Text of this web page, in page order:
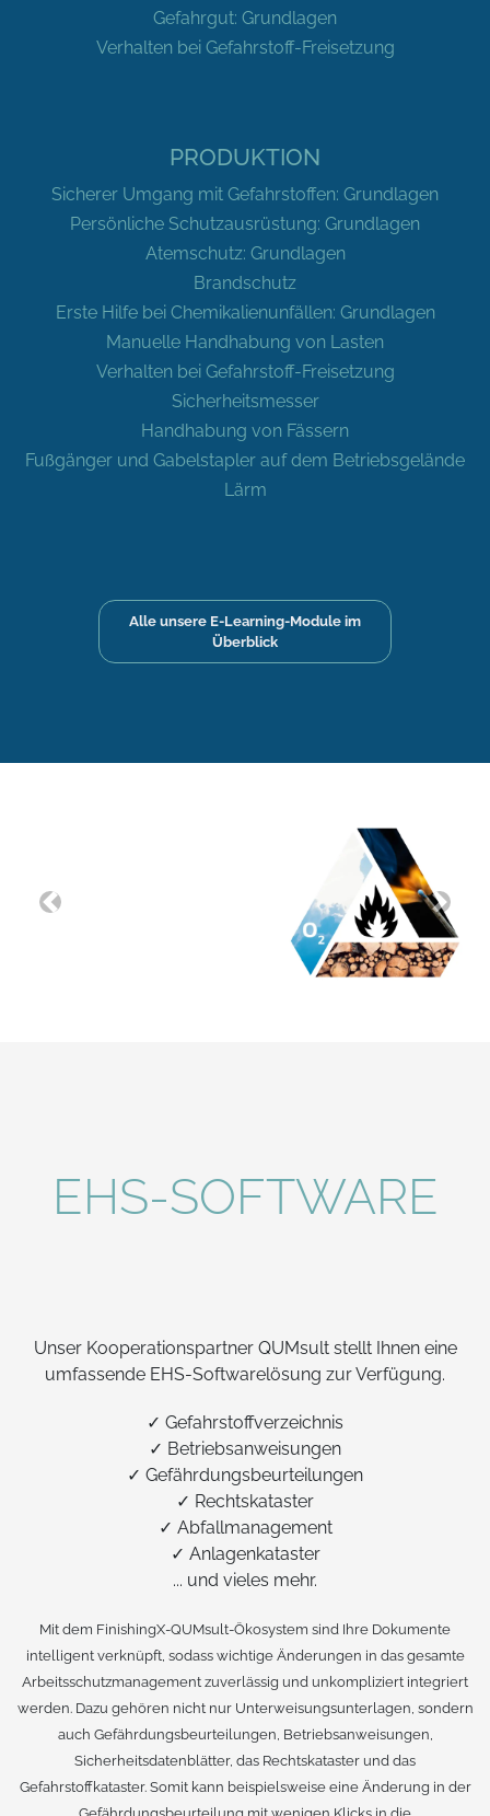
Gefahrgut: Grundlagen
Verhalten bei Gefahrstoff-Freisetzung
PRODUKTION
Sicherer Umgang mit Gefahrstoffen: Grundlagen
Persönliche Schutzausrüstung: Grundlagen
Atemschutz: Grundlagen
Brandschutz
Erste Hilfe bei Chemikalienunfällen: Grundlagen
Manuelle Handhabung von Lasten
Verhalten bei Gefahrstoff-Freisetzung
Sicherheitsmesser
Handhabung von Fässern
Fußgänger und Gabelstapler auf dem Betriebsgelände
Lärm
Alle unsere E-Learning-Module im
Überblick
Previous Next
EHS-SOFTWARE
Unser Kooperationspartner QUMsult stellt Ihnen eine
umfassende EHS-Softwarelösung zur Verfügung.
✓ Gefahrstoffverzeichnis
✓ Betriebsanweisungen
✓ Gefährdungsbeurteilungen
✓ Rechtskataster
✓ Abfallmanagement
✓ Anlagenkataster
... und vieles mehr.
Mit dem FinishingX-QUMsult-Ökosystem sind Ihre Dokumente
intelligent verknüpft, sodass wichtige Änderungen in das gesamte
Arbeitsschutzmanagement zuverlässig und unkompliziert integriert
werden. Dazu gehören nicht nur Unterweisungsunterlagen, sondern
auch Gefährdungsbeurteilungen, Betriebsanweisungen,
Sicherheitsdatenblätter, das Rechtskataster und das
Gefahrstoffkataster. Somit kann beispielsweise eine Änderung in der